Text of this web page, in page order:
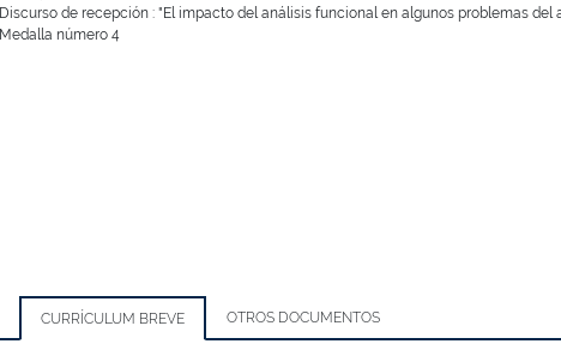
Discurso de recepción : "El impacto del análisis funcional en algunos problemas del
Medalla número 4
CURRÍCULUM BREVE OTROS DOCUMENTOS